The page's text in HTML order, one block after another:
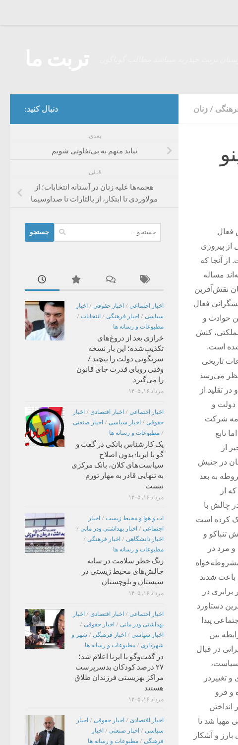
/ زنان
فعال
از پیروزی
آنجا که
مساله
نقش‌آفرین
فعال
حوادث و
کنش
شده است.
تاریخی
نظر می‌رسد
تقلید از
دولت و
شرکت
تابع
از
در جنبش
به بعد
از
چالش با
کرده است
تنباکو و
مرد در
باعث شدند
در
دستاورد
پیدا
بین
در قبال
سیاست،
تغییردر
و فرو
انداختن
مهیا شد تا
و آشکار
دنبال کنید:
بعدی
نباید متهم به بی‌تفاوتی شویم
قبلی
هجمه‌ها علیه زنان در آستانه انتخابات؛ از
مولاوردی تا ابتکار، از یالثارات تا صداوسیما
برای:
اخبار اجتماعی / اخبار حقوقی / اخبار
سیاسی / اخبار فرهنگی / انتخابات /
مطبوعات و رسانه ها
خرازی بعد از دروغ‌های
تکذیب‌شده؛ این بار نسخه
سرنگونی دولت را پیچید /
وقتی رویای قدرت جای قانون
را می‌گیرد
مرداد ۱۶, ۱۴۰۵
اخبار اجتماعی / اخبار اقتصادی / اخبار
حقوقی / اخبار سیاسی / اخبار صنعتی
/ مطبوعات و رسانه ها
یک کارشناس بانکی در گفت و
گو با ایرنا: بدون اصلاح
سیاست‌های کلان، بانک مرکزی
به تنهایی قادر به مهار تورم
نیست
مرداد ۱۶, ۱۴۰۵
اب و هوا و محیط زیست / اخبار
اجتماعی / اخبار بهداشتی ودر مانی /
اخبار دانشگاهی / اخبار فرهنگی /
مطبوعات و رسانه ها
زنگ خطر سلامت در سایه
چالش‌های محیط زیستی در
سیستان و بلوچستان
مرداد ۱۶, ۱۴۰۵
اخبار اجتماعی / اخبار اقتصادی / اخبار
بهداشتی ودر مانی / اخبار حقوقی /
اخبار سیاسی / اخبار فرهنگی / شهر و
شهرداری / مطبوعات و رسانه ها
در گفت‌وگو با ایرنا اعلام شد؛
۲۷ درصد کودکان بدسرپرست
مراکز بهزیستی فرزندان طلاق
هستند
مرداد ۱۶, ۱۴۰۵
اخبار اقتصادی / اخبار حقوقی / اخبار
سیاسی / اخبار صنعتی / اخبار
فرهنگی / مطبوعات و رسانه ها